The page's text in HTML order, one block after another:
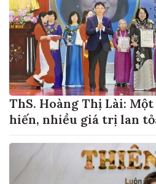
ThS. Hoàng Thị Lài:
hiến, nhiều giá trị lan